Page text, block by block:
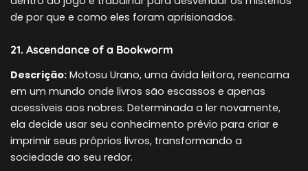
de por que e como eles foram aprisionados.
21. Ascendance of a Bookworm
Descrição: Motosu Urano, uma ávida leitora, reencarna
em um mundo onde livros são escassos e apenas
acessíveis aos nobres. Determinada a ler novamente,
ela decide usar seu conhecimento prévio para criar e
imprimir seus próprios livros, transformando a
sociedade ao seu redor.